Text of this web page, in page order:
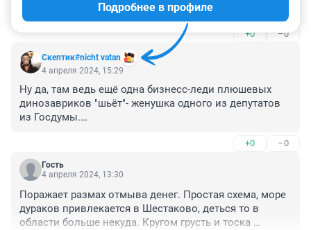
Целая школа в детском саду шесть лет учатся.
Позор!!! Сейчас самую большую школу города
закрывают на ремонт и дети опять в детском саду
учиться будут. Позор!!! Хватит следства бюджета на
шабаши тратить, динозавриков по три тысячи шить!
Не нужны они никому!!!
+0 –0
Скептик#nicht vatan
Подробнее в профиле
4 апреля 2024, 15:29
Ну да, там ведь ещё одна бизнесс-леди плюшевых
динозавриков "шьёт"- женушка одного из депутатов
из Госдумы.
туристы на осмотр тамошних костей мезозоя...
+0 –0
Гость
4 апреля 2024, 13:30
Поражает размах отмыва денег. Простая схема, море
дураков привлекается в Шестаково, деться то в
области больше некуда. Кругом грусть и тоска